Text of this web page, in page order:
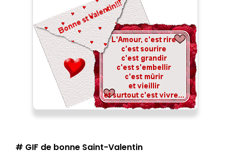
# GIF de bonne Saint-Valentin